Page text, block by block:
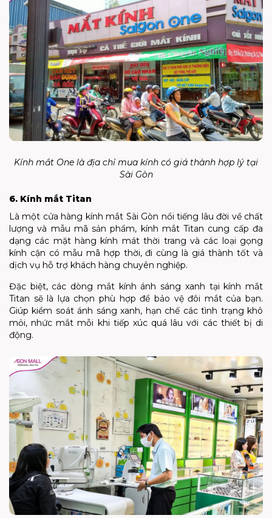
Kính mắt One là địa chỉ mua kính có giá thành hợp lý tại
Sài Gòn
6. Kính mắt Titan
Là một cửa hàng kính mắt Sài Gòn nổi tiếng lâu đời về chất
lượng và mẫu mã sản phẩm, kính mắt Titan cung cấp đa
dạng các mặt hàng kính mát thời trang và các loại gọng
kính cận có mẫu mã hợp thời, đi cùng là giá thành tốt và
dịch vụ hỗ trợ khách hàng chuyên nghiệp.
Đặc biệt, các dòng mắt kính ánh sáng xanh tại kính mắt
Titan sẽ là lựa chọn phù hợp để bảo vệ đôi mắt của bạn.
Giúp kiểm soát ánh sáng xanh, hạn chế các tình trạng khô
mỏi, nhức mắt mỗi khi tiếp xúc quá lâu với các thiết bị di
động.